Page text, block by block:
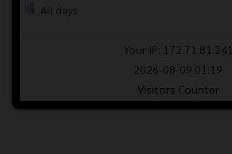
All days
Your IP: 172.71.81.241
2026-08-09 01:19
Visitors Counter